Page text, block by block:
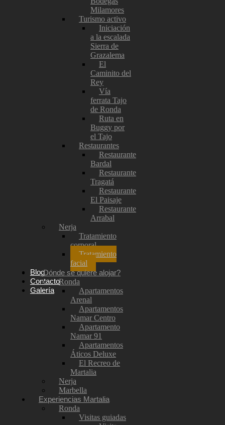
Milamores
Turismo activo
Iniciación
a la escalada
Sierra de
Grazalema
El
Caminito del
Rey
Vía
ferrata Tajo
de Ronda
Ruta en
Buggy por
el Tajo
Restaurantes
Restaurante
Bardal
Restaurante
Tragatá
Restaurante
El Paisaje
Restaurante
Arrabal
Nerja
Tratamiento
corporal
Tratamiento
facial
Blog
Contacto
Galería
¿Dónde se quiere alojar?
Ronda
Apartamentos
Arenal
Apartamentos
Namar Centro
Apartamento
Namar 91
Apartamentos
Áticos Deluxe
El Recreo de
Martalia
Nerja
Marbella
Experiencias Martalia
Ronda
Visitas guiadas